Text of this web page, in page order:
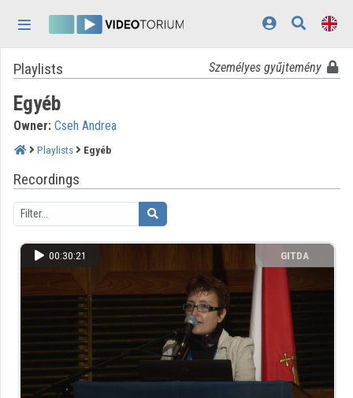
Home
Log In
Playlists
Contributors
Appearance: light
Playlists Személyes gyűjtemény
Egyéb
Owner: Cseh Andrea
Playlists Egyéb
Recordings
00:30:21 GITDA